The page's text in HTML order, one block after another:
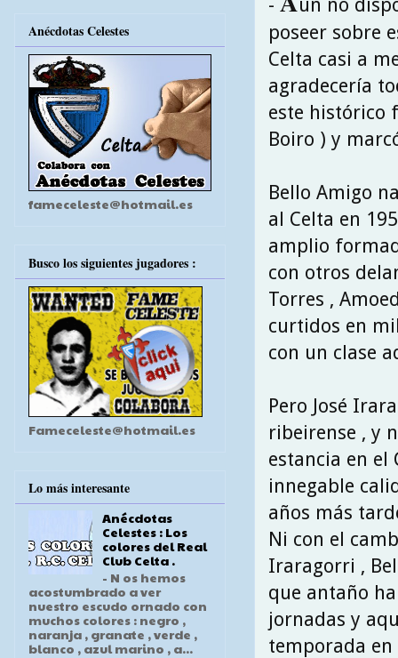
-
ún no
poseer sobre
Celta casi a
agradecería
este histórico
Boiro ) y
Bello Amigo
al Celta en
amplio
con otros
Torres ,
curtidos en
con un clase
Pero José
ribeirense , y
estancia en el
innegable
años más
Ni con el
Iraragorri ,
que antaño
jornadas y
temporada
Anécdotas Celestes
fameceleste@hotmail.es
Busco los siguientes jugadores :
Fameceleste@hotmail.es
Lo más interesante
Anécdotas
Celestes : Los
colores del Real
Club Celta .
- N os hemos
acostumbrado a ver
nuestro escudo ornado con
muchos colores : negro ,
naranja , granate , verde ,
blanco , azul marino , a...